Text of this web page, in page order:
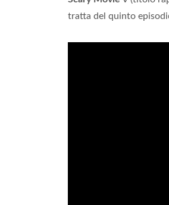
tratta del quinto